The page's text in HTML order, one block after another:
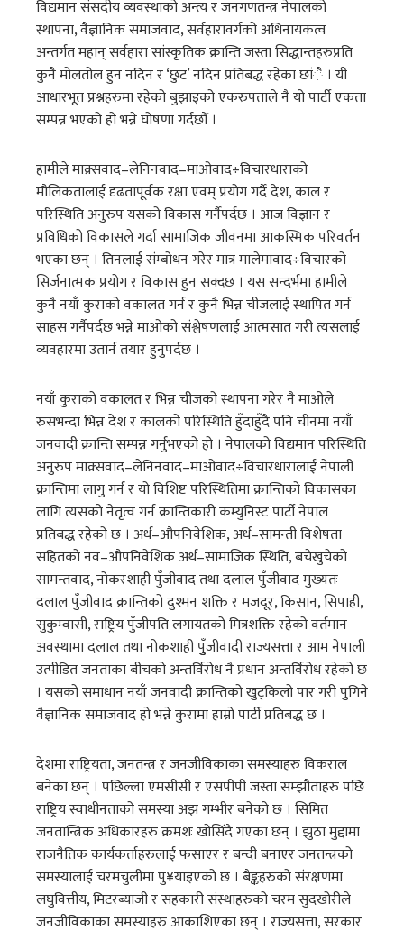
विद्यमान संसदीय व्यवस्थाको अन्त्य र जनगणतन्त्र नेपालको
स्थापना, वैज्ञानिक समाजवाद, सर्वहारावर्गको अधिनायकत्व
अन्तर्गत महान् सर्वहारा सांस्कृतिक क्रान्ति जस्ता सिद्धान्तहरुप्रति
कुनै मोलतोल हुन नदिन र ‘छुट’ नदिन प्रतिबद्ध रहेका छांै । यी
आधारभूत प्रश्नहरुमा रहेको बुझाइको एकरुपताले नै यो पार्टी एकता
सम्पन्न भएको हो भन्ने घोषणा गर्दछौँ ।
हामीले माक्र्सवाद–लेनिनवाद–माओवाद÷विचारधाराको
मौलिकतालाई दृढतापूर्वक रक्षा एवम् प्रयोग गर्दै देश, काल र
परिस्थिति अनुरुप यसको विकास गर्नैपर्दछ । आज विज्ञान र
प्रविधिको विकासले गर्दा सामाजिक जीवनमा आकस्मिक परिवर्तन
भएका छन् । तिनलाई संम्बोधन गरेर मात्र मालेमावाद÷विचारको
सिर्जनात्मक प्रयोग र विकास हुन सक्दछ । यस सन्दर्भमा हामीले
कुनै नयाँ कुराको वकालत गर्न र कुनै भिन्न चीजलाई स्थापित गर्न
साहस गर्नैपर्दछ भन्ने माओको संश्लेषणलाई आत्मसात गरी त्यसलाई
व्यवहारमा उतार्न तयार हुनुपर्दछ ।
नयाँ कुराको वकालत र भिन्न चीजको स्थापना गरेर नै माओले
रुसभन्दा भिन्न देश र कालको परिस्थिति हुँदाहुँदै पनि चीनमा नयाँ
जनवादी क्रान्ति सम्पन्न गर्नुभएको हो । नेपालको विद्यमान परिस्थिति
अनुरुप माक्र्सवाद–लेनिनवाद–माओवाद÷विचारधारालाई नेपाली
क्रान्तिमा लागु गर्न र यो विशिष्ट परिस्थितिमा क्रान्तिको विकासका
लागि त्यसको नेतृत्व गर्न क्रान्तिकारी कम्युनिस्ट पार्टी नेपाल
प्रतिबद्ध रहेको छ । अर्ध–औपनिवेशिक, अर्ध–सामन्ती विशेषता
सहितको नव–औपनिवेशिक अर्थ–सामाजिक स्थिति, बचेखुचेको
सामन्तवाद, नोकरशाही पुँजीवाद तथा दलाल पुँजीवाद मुख्यतः
दलाल पुँजीवाद क्रान्तिको दुश्मन शक्ति र मजदूर, किसान, सिपाही,
सुकुम्वासी, राष्ट्रिय पुँजीपति लगायतको मित्रशक्ति रहेको वर्तमान
अवस्थामा दलाल तथा नोकशाही पुुँजीवादी राज्यसत्ता र आम नेपाली
उत्पीडित जनताका बीचको अन्तर्विरोध नै प्रधान अन्तर्विरोध रहेको छ
। यसको समाधान नयाँ जनवादी क्रान्तिको खुट्किलो पार गरी पुगिने
वैज्ञानिक समाजवाद हो भन्ने कुरामा हाम्रो पार्टी प्रतिबद्ध छ ।
देशमा राष्ट्रियता, जनतन्त्र र जनजीविकाका समस्याहरु विकराल
बनेका छन् । पछिल्ला एमसीसी र एसपीपी जस्ता सम्झौताहरु पछि
राष्ट्रिय स्वाधीनताको समस्या अझ गम्भीर बनेको छ । सिमित
जनतान्त्रिक अधिकारहरु क्रमशः खोसिंदै गएका छन् । झुठा मुद्दामा
राजनैतिक कार्यकर्ताहरुलाई फसाएर र बन्दी बनाएर जनतन्त्रको
समस्यालाई चरमचुलीमा पु¥याइएको छ । बैङ्कहरुको संरक्षणमा
लघुवित्तीय, मिटरब्याजी र सहकारी संस्थाहरुको चरम सुदखोरीले
जनजीविकाका समस्याहरु आकाशिएका छन् । राज्यसत्ता, सरकार